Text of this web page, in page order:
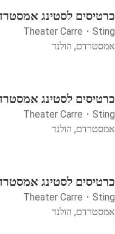
כרטיסים לסטינג
Sting
・
Theater Carre
אמסטרדם, הולנד
כרטיסים לסטינג
Sting
・
Theater Carre
אמסטרדם, הולנד
כרטיסים לסטינג
Sting
・
Theater Carre
אמסטרדם, הולנד